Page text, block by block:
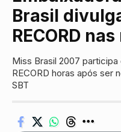
Brasil
RECORD
Miss Brasil 2007
RECORD horas após ser
SBT